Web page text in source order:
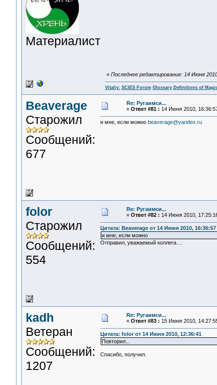
Материалист
« Последнее редактирование: 14 Июня
Vitaliy: SCIES Forum Glossary Definitions of
Beaverage
Старожил
Сообщений:
677
Re: Ругаимси...
« Ответ #81 : 14 Июня 2010,
и мне, если можно beaverage@yandex.ru
folor
Старожил
Сообщений:
554
Re: Ругаимси...
« Ответ #82 : 14 Июня 2010,
Цитата: Beaverage от 14 Июня 2010, 16:36:57
и мне, если можно
Отправил, уважаемый коллега....
kadh
Ветеран
Сообщений:
1207
Re: Ругаимси...
« Ответ #83 : 15 Июня 2010,
Цитата: folor от 14 Июня 2010, 12:36:41
Повторил...
Спасибо, получил.